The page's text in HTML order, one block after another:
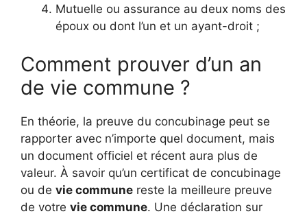
Mutuelle ou assurance au deux noms des
époux ou dont l’un et un ayant-droit ;
Comment prouver d’un an
de vie commune ?
En théorie, la preuve du concubinage peut se
rapporter avec n’importe quel document, mais
un document officiel et récent aura plus de
valeur. À savoir qu’un certificat de concubinage
ou de vie commune reste la meilleure preuve
de votre vie commune. Une déclaration sur